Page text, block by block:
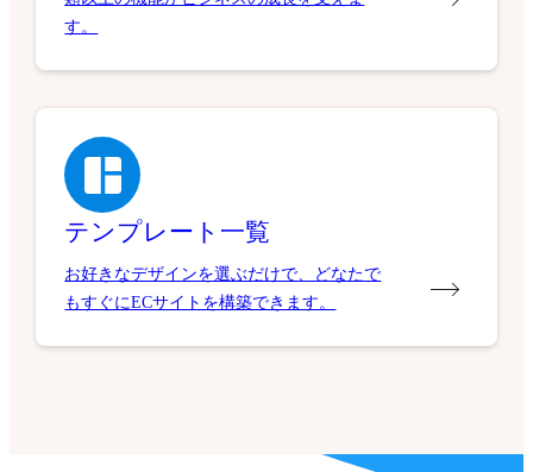
す。
テンプレート一覧
お好きなデザインを選ぶだけで、どなたで
もすぐにECサイトを構築できます。